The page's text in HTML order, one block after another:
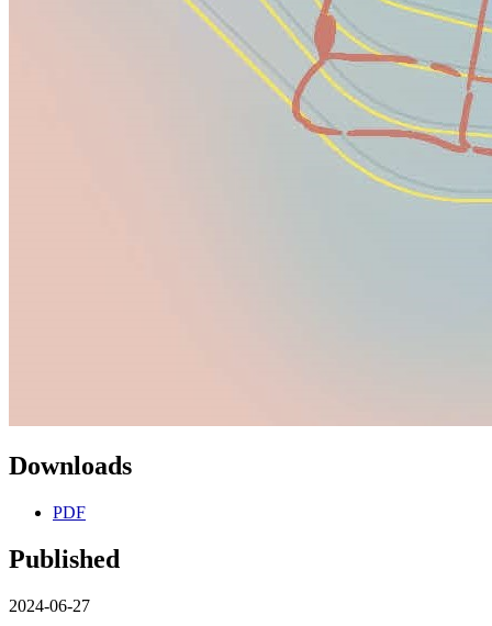
Downloads
PDF
Published
2024-06-27